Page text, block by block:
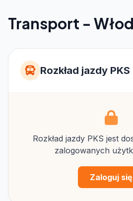
Transport -
Rozkład jazdy PKS
Rozkład jazdy PKS jest
zalogowanych
Zaloguj się